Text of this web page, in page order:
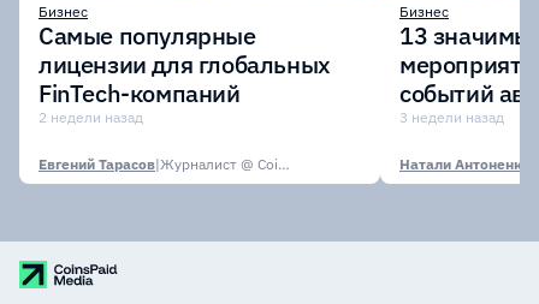
Бизнес
Самые популярные
лицензии для глобальных
FinTech-компаний
2 недели назад
Евгений Тарасов| Журналист @ CoinsPaid Media
Бизнес
13
событий
3 недели назад
Натали Антоненко